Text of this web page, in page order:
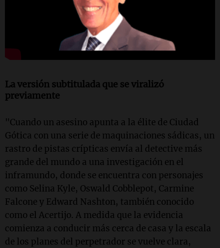
La versión subtitulada que se viralizó
previamente
"Cuando un asesino apunta a la élite de Ciudad
Gótica con una serie de maquinaciones sádicas, un
rastro de pistas crípticas envía al detective más
grande del mundo a una investigación en el
inframundo, donde se encuentra con personajes
como Selina Kyle, Oswald Cobblepot, Carmine
Falcone y Edward Nashton, también conocido
como el Acertijo. A medida que la evidencia
comienza a conducir más cerca de casa y la escala
de los planes del perpetrador se vuelve clara,